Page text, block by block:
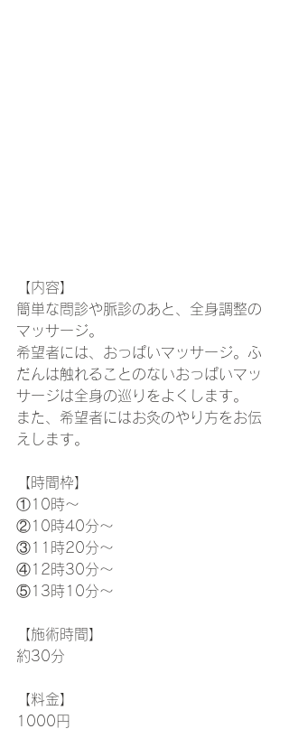
【内容】
簡単な問診や脈診のあと、全身調整の
マッサージ。
希望者には、おっぱいマッサージ。ふ
だんは触れることのないおっぱいマッ
サージは全身の巡りをよくします。
また、希望者にはお灸のやり方をお伝
えします。
【時間枠】
①10時〜
②10時40分〜
③11時20分〜
④12時30分〜
⑤13時10分〜
【施術時間】
約30分
【料金】
1000円